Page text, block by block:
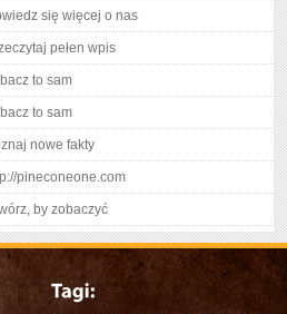
się więcej o nas
pełen wpis
to sam
to sam
nowe fakty
pineconeone.com
by zobaczyć